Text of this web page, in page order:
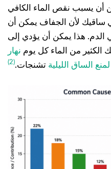
يسبب نقص الماء الكافي
لأن الجفاف يمكن أن
الدم. هذا يمكن أن يؤدي إلى
من الماء كل يوم نهار
لمنع الساق الليلية تشنجات.(2)